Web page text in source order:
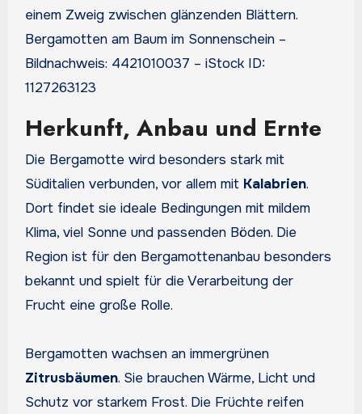
Bergamotten am Baum im Sonnenschein –
Bildnachweis: 4421010037 – iStock ID:
1127263123
Herkunft, Anbau und Ernte
Die Bergamotte wird besonders stark mit
Süditalien verbunden, vor allem mit Kalabrien.
Dort findet sie ideale Bedingungen mit mildem
Klima, viel Sonne und passenden Böden. Die
Region ist für den Bergamottenanbau besonders
bekannt und spielt für die Verarbeitung der
Frucht eine große Rolle.
Bergamotten wachsen an immergrünen
Zitrusbäumen. Sie brauchen Wärme, Licht und
Schutz vor starkem Frost. Die Früchte reifen